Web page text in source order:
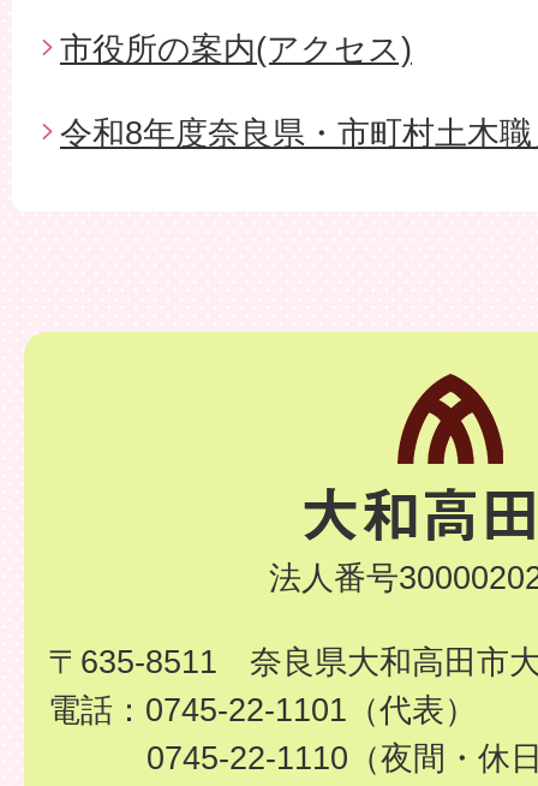
市役所の案内(アクセス)
令和8年度奈良県・市町村土木
法人番号
〒635-8511 奈良県大和高田市
電話：0745-22-1101（代表）
0745-22-1110（夜間・休